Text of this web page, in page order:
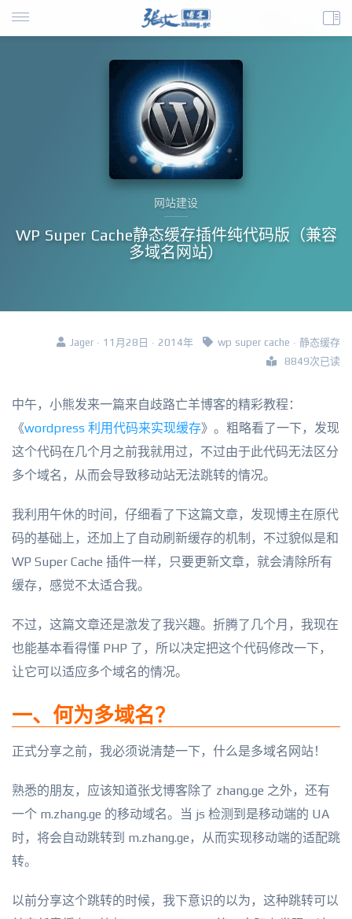
网站建设
WP Super Cache静态缓存插件纯代码版（兼容
多域名网站）
Jager · 11月28日 · 2014年 wp super cache · 静态缓存
8849次已读
中午，小熊发来一篇来自歧路亡羊博客的精彩教程：
《wordpress 利用代码来实现缓存》。粗略看了一下，发现
这个代码在几个月之前我就用过，不过由于此代码无法区分
多个域名，从而会导致移动站无法跳转的情况。
我利用午休的时间，仔细看了下这篇文章，发现博主在原代
码的基础上，还加上了自动刷新缓存的机制，不过貌似是和
WP Super Cache 插件一样，只要更新文章，就会清除所有
缓存，感觉不太适合我。
不过，这篇文章还是激发了我兴趣。折腾了几个月，我现在
也能基本看得懂 PHP 了，所以决定把这个代码修改一下，
让它可以适应多个域名的情况。
一、何为多域名？
正式分享之前，我必须说清楚一下，什么是多域名网站！
熟悉的朋友，应该知道张戈博客除了 zhang.ge 之外，还有
一个 m.zhang.ge 的移动域名。当 js 检测到是移动端的 UA
时，将会自动跳转到 m.zhang.ge，从而实现移动端的适配跳
转。
以前分享这个跳转的时候，我下意识的以为，这种跳转可以